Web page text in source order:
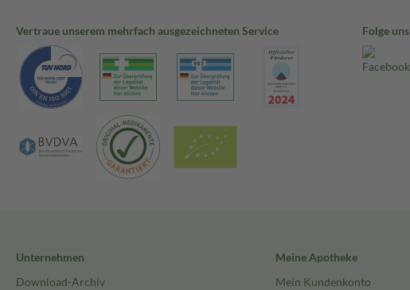
Vertraue unserem mehrfach ausgezeichneten Service Folge uns
Unternehmen
Download-Archiv
Meine Apotheke
Mein Kundenkonto